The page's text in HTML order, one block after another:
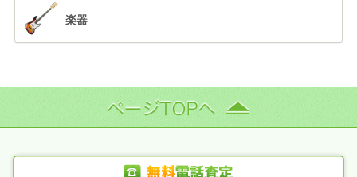
楽器